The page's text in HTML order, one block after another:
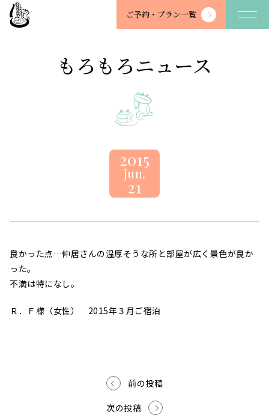
望
川
ご予約・ プラン一覧
もろもろニュース
2015
Jun.
21
良かった点…仲居さんの温厚そうな所と部屋が広く景色が良か
った。
不満は特になし。
Ｒ．Ｆ様（女性） 2015年３月ご宿泊
前の投稿
次の投稿